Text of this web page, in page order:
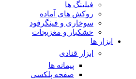
فیلینگ ها
روکش های آماده
سوخاری و فینگرفود
خشکبار و مغزیجات
ابزار ها
ابزار قنادی
پیمانه ها
صفحه پلکسی